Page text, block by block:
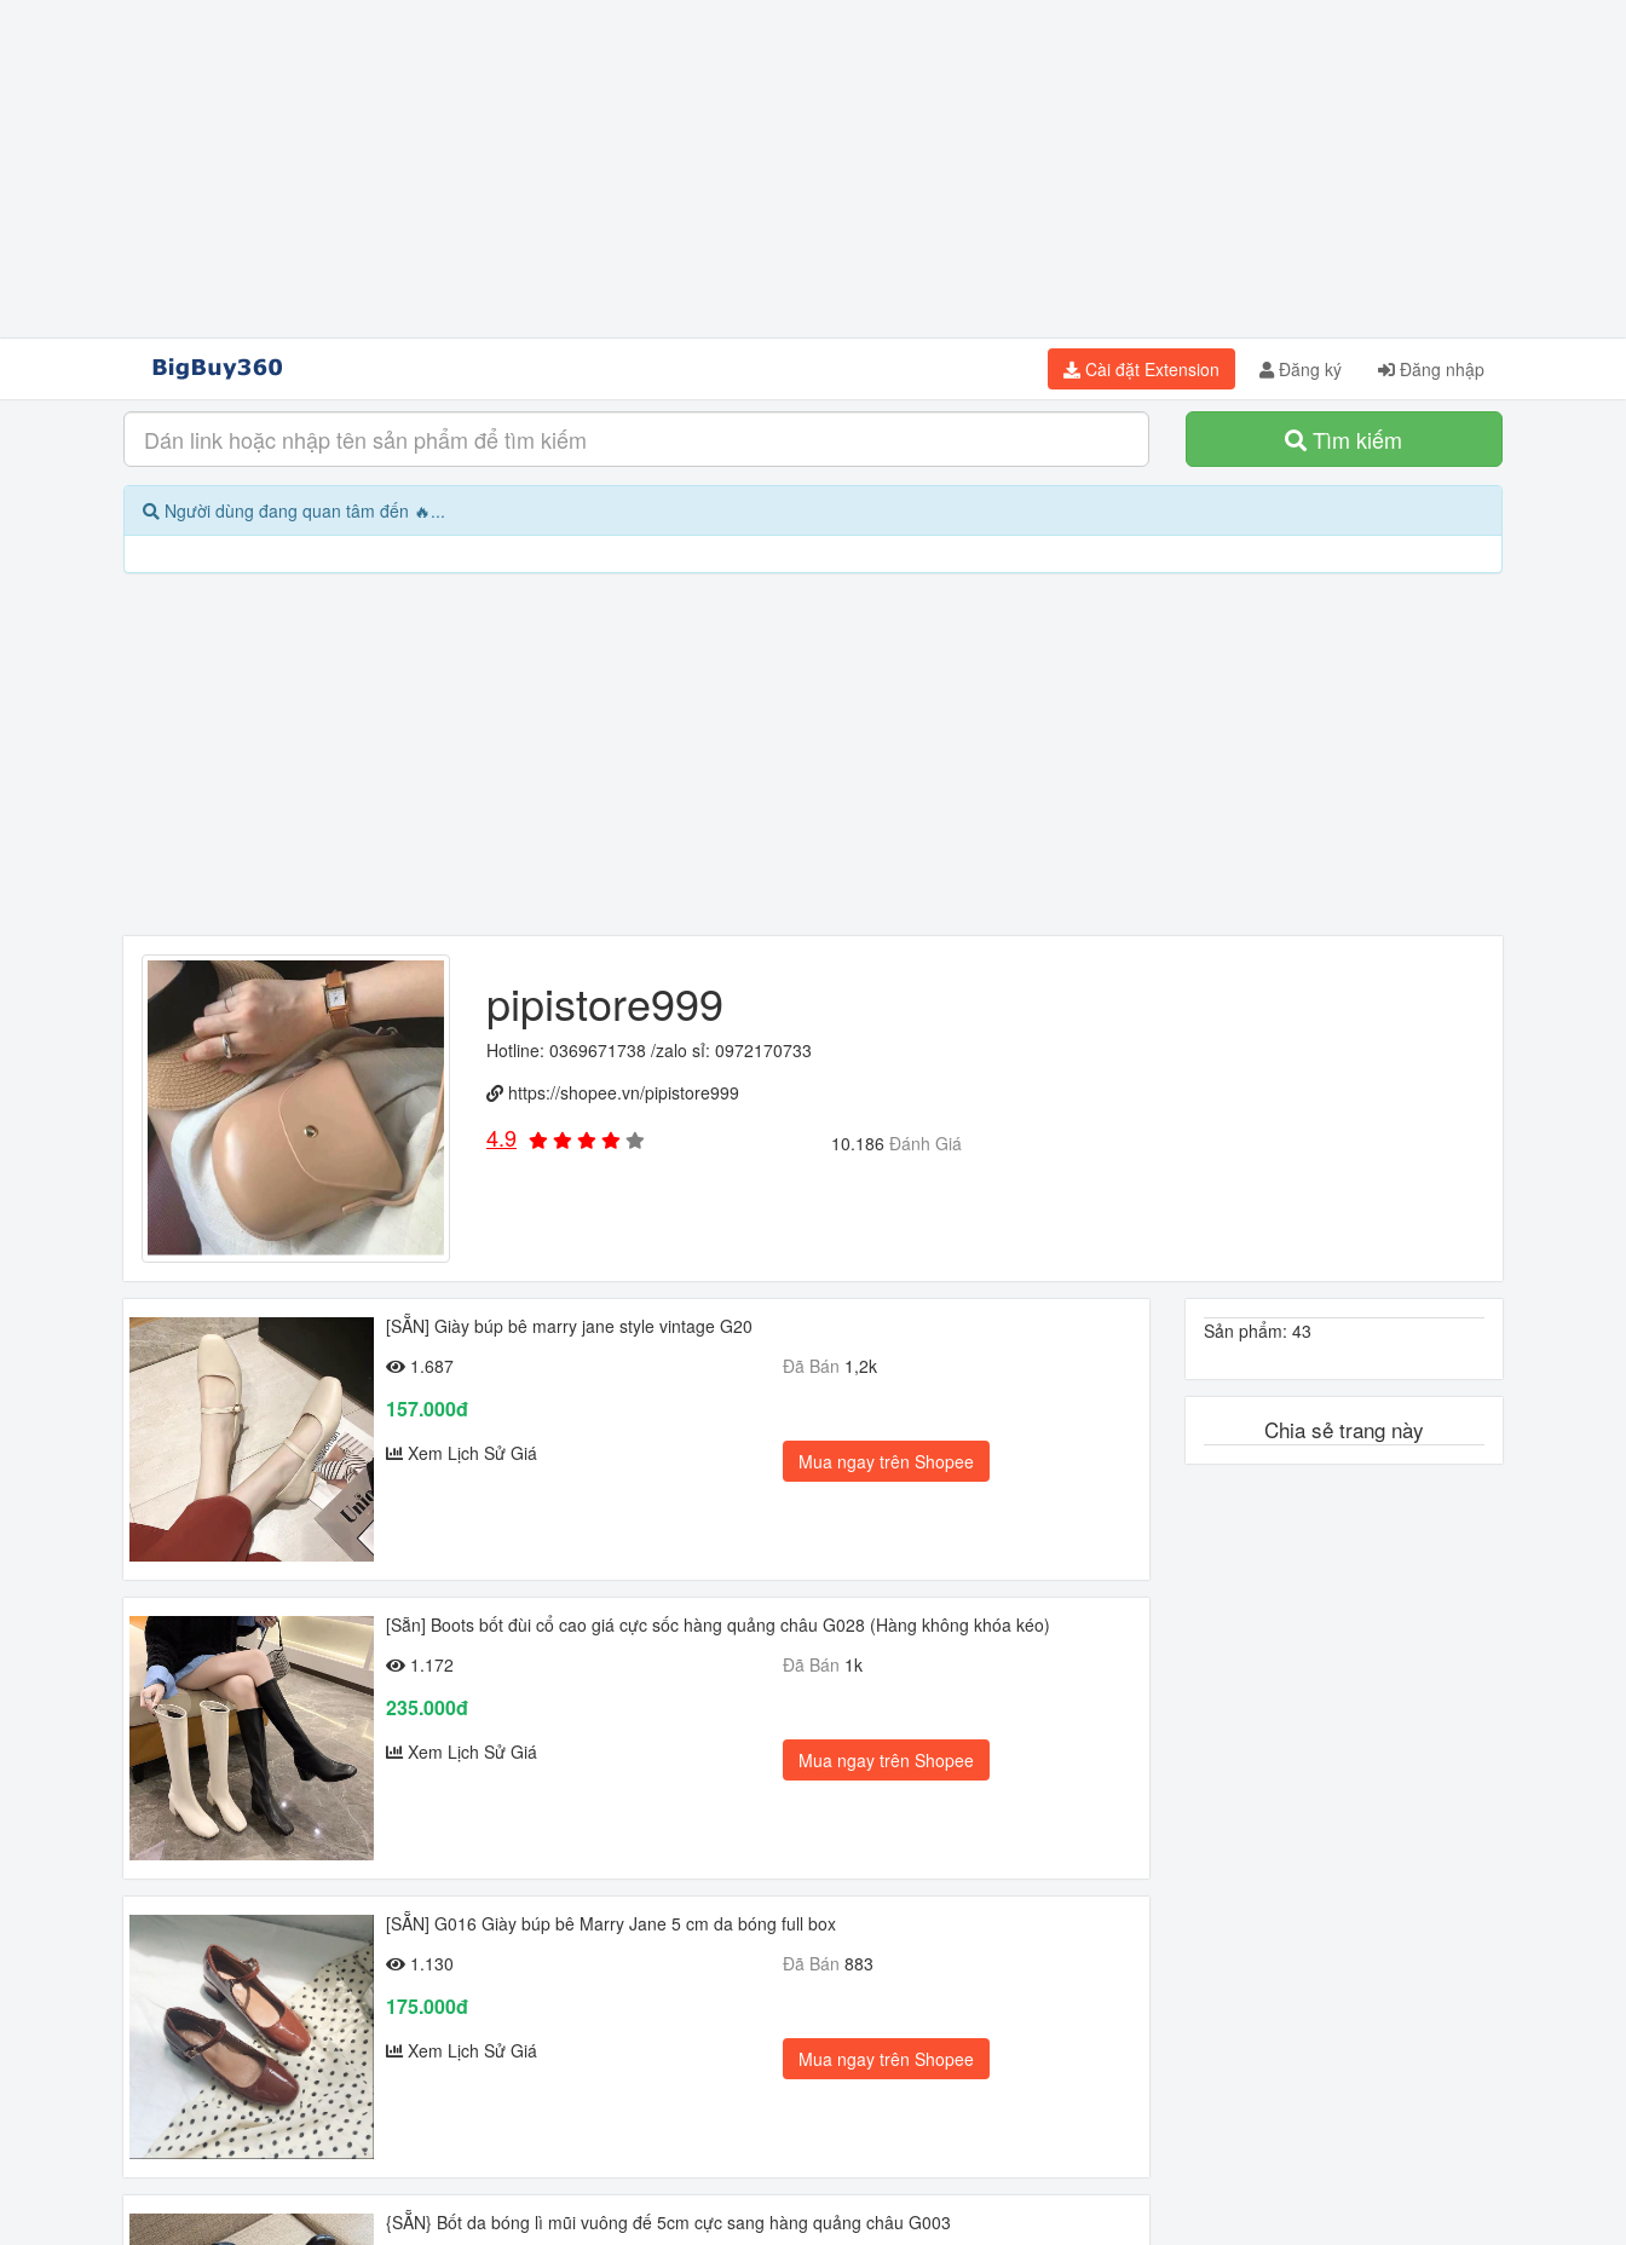
Cài đặt Extension Đăng ký Đăng nhập
Tìm kiếm
Người dùng đang quan tâm đến 🔥...
pipistore999
Hotline: 0369671738 /zalo sỉ: 0972170733
https://shopee.vn/pipistore999
4.9 10.186 Đánh Giá
[SẴN] Giày búp bê marry jane style vintage G20
1.687
Đã Bán 1,2k
157.000đ
Xem Lịch Sử Giá Mua ngay trên Shopee
[Sẵn] Boots bốt đùi cổ cao giá cực sốc hàng quảng châu G028 (Hàng không khóa kéo)
1.172
Đã Bán 1k
235.000đ
Xem Lịch Sử Giá Mua ngay trên Shopee
[SẴN] G016 Giày búp bê Marry Jane 5 cm da bóng full box
1.130
Đã Bán 883
175.000đ
Xem Lịch Sử Giá Mua ngay trên Shopee
{SẴN} Bốt da bóng lì mũi vuông đế 5cm cực sang hàng quảng châu G003
Sản phẩm: 43
Chia sẻ trang này